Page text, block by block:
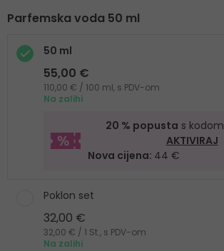
Parfemska voda 50 ml
50 ml
55,00 €
110,00 € / 100 ml, s PDV-om
Na zalihi
20 % popusta s kodom
AKTIVIRAJ
Nova cijena: 44 €
Poklon set
32,00 €
32,00 € / 1 St., s PDV-om
Na zalihi